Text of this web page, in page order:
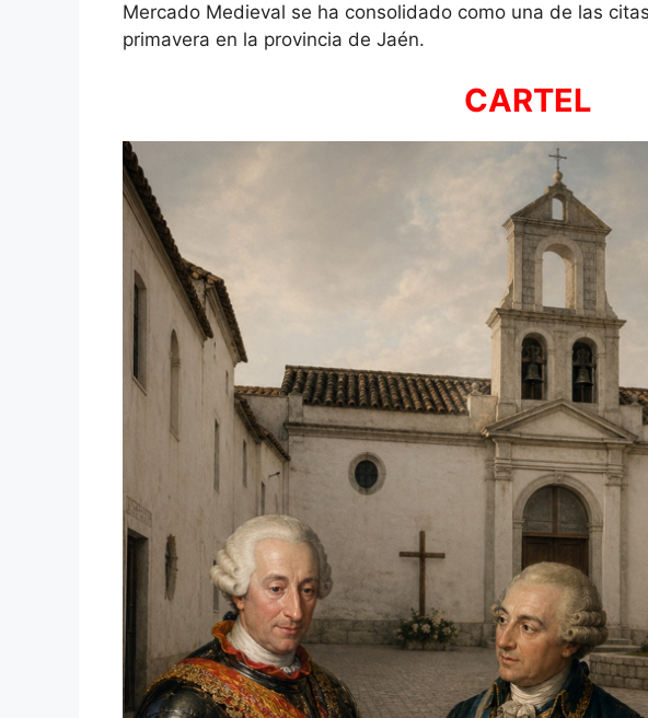
Mercado Medieval se ha consolidado como una de las
primavera en la provincia de Jaén.
CARTEL